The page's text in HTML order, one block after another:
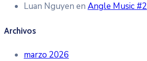
Luan Nguyen en Angle Music #2
Archivos
marzo 2026